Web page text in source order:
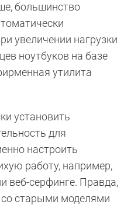
большинство
увеличении нагрузки
ноутбуков на базе
утилита
установить
для
настроить
работу, например,
веб-серфинге. Правда,
со старыми моделями